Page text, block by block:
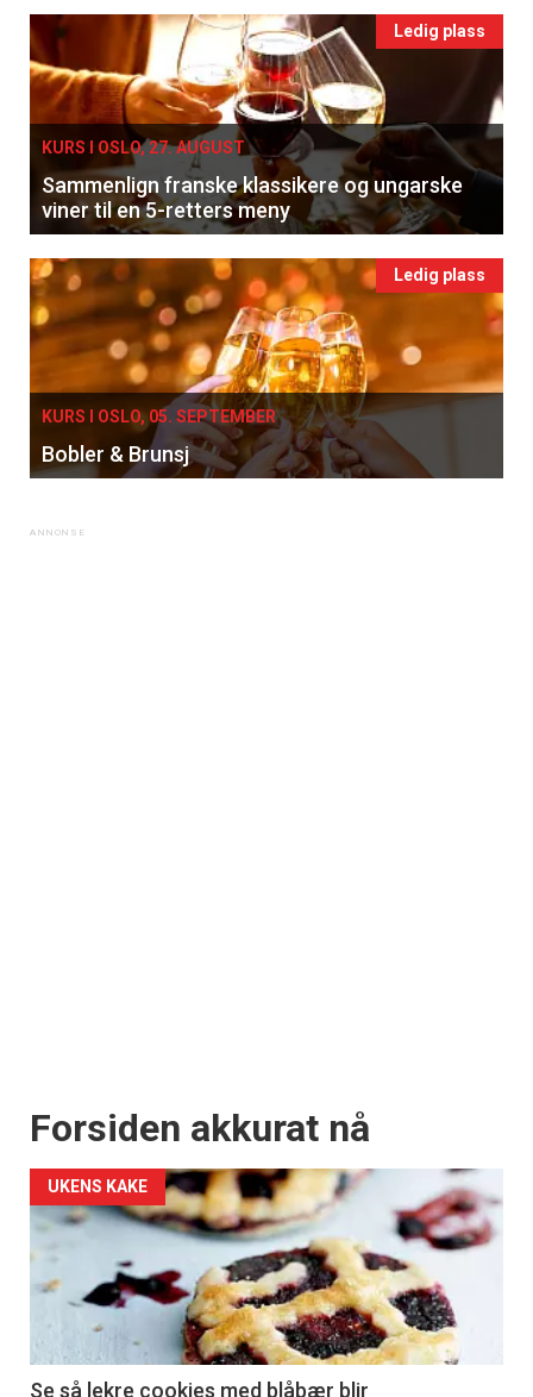
Ledig plass
KURS I OSLO, 27. AUGUST
Sammenlign franske klassikere og ungarske
viner til en 5-retters meny
Ledig plass
KURS I OSLO, 05. SEPTEMBER
Bobler & Brunsj
Forsiden akkurat nå
UKENS KAKE
Se så lekre cookies med blåbær blir